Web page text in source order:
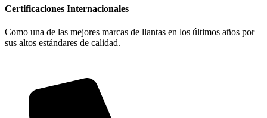
original
$207.000.
actual
$180.000.
Certificaciones Internacionales
Como una de las mejores marcas de llantas en los últimos años por
sus altos estándares de calidad.